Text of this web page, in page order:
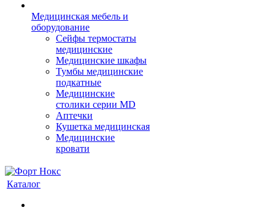
Медицинская мебель и
оборудование
Сейфы термостаты
медицинские
Медицинские шкафы
Тумбы медицинские
подкатные
Медицинские
столики серии MD
Аптечки
Кушетка медицинская
Медицинские
кровати
Каталог